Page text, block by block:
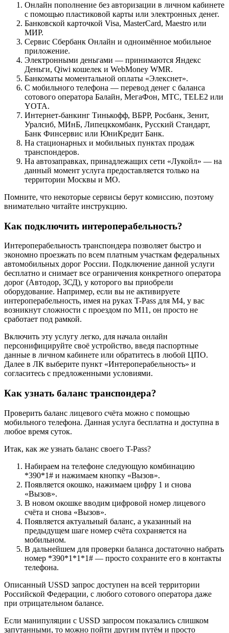
Онлайн пополнение без авторизации в личном кабинете
с помощью пластиковой карты или электронных денег.
Банковской карточкой Visa, MasterCard, Maestro или
МИР.
Сервис Сбербанк Онлайн и одноимённое мобильное
приложение.
Электронными деньгами — принимаются Яндекс
Деньги, Qiwi кошелек и WebMoney WMR.
Банкоматы моментальной оплаты «Элекснет».
С мобильного телефона — перевод денег с баланса
сотового оператора Балайн, МегаФон, МТС, TELE2 или
YOTA.
Интернет-банкинг Тинькофф, ВБРР, Росбанк, Зенит,
Уралсиб, МИнБ, Липецккомбанк, Русский Стандарт,
Банк Финсервис или ЮниКредит Банк.
На стационарных и мобильных пунктах продаж
транспондеров.
На автозаправках, принадлежащих сети «Лукойл» — на
данный момент услуга предоставляется только на
территории Москвы и МО.
Помните, что некоторые сервисы берут комиссию, поэтому
внимательно читайте инструкцию.
Как подключить интероперабельность?
Интероперабельность транспондера позволяет быстро и
экономно проезжать по всем платным участкам федеральных
автомобильных дорог России. Подключение данной услуги
бесплатно и снимает все ограничения конкретного оператора
дорог (Автодор, ЗСД), у которого вы приобрели
оборудование. Например, если вы не активируете
интероперабельность, имея на руках T-Pass для М4, у вас
возникнут сложности с проездом по М11, он просто не
сработает под рамкой.
Включить эту услугу легко, для начала онлайн
персонифицируйте своё устройство, введя паспортные
данные в личном кабинете или обратитесь в любой ЦПО.
Далее в ЛК выберите пункт «Интероперабельность» и
согласитесь с предложенными условиями.
Как узнать баланс транспондера?
Проверить баланс лицевого счёта можно с помощью
мобильного телефона. Данная услуга бесплатна и доступна в
любое время суток.
Итак, как же узнать баланс своего T-Pass?
Набираем на телефоне следующую комбинацию
*390*1# и нажимаем кнопку «Вызов».
Появляется окошко, нажимаем цифру 1 и снова
«Вызов».
В новом окошке вводим цифровой номер лицевого
счёта и снова «Вызов».
Появляется актуальный баланс, а указанный на
предыдущем шаге номер счёта сохраняется на
мобильном.
В дальнейшем для проверки баланса достаточно набрать
номер *390*1*1*1# — просто сохраните его в контакты
телефона.
Описанный USSD запрос доступен на всей территории
Российской Федерации, с любого сотового оператора даже
при отрицательном балансе.
Если манипуляции с USSD запросом показались слишком
запутанными, то можно пойти другим путём и просто